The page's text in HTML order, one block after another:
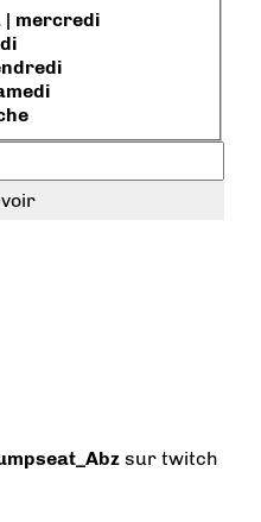
| mercredi
sur twitch